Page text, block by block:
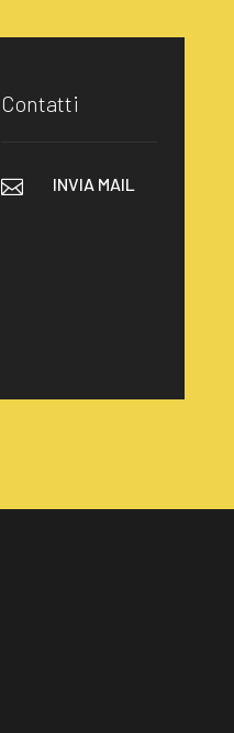
Contatti
 INVIA MAIL